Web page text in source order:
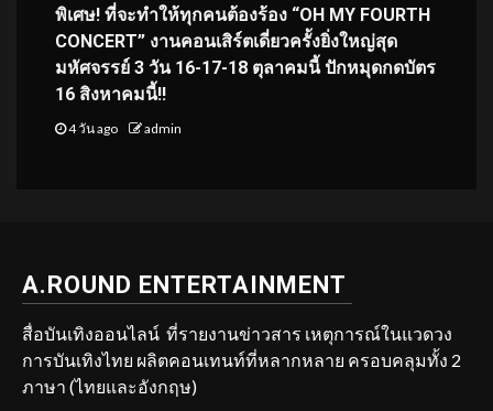
พิเศษ! ที่จะทำให้ทุกคนต้องร้อง “OH MY FOURTH
CONCERT” งานคอนเสิร์ตเดี่ยวครั้งยิ่งใหญ่สุด
มหัศจรรย์ 3 วัน 16-17-18 ตุลาคมนี้ ปักหมุดกดบัตร
16 สิงหาคมนี้!!
4 วัน ago admin
A.ROUND ENTERTAINMENT
สื่อบันเทิงออนไลน์ ที่รายงานข่าวสาร เหตุการณ์ในแวดวง
การบันเทิงไทย ผลิตคอนเทนท์ที่หลากหลาย ครอบคลุมทั้ง 2
ภาษา (ไทยและอังกฤษ)